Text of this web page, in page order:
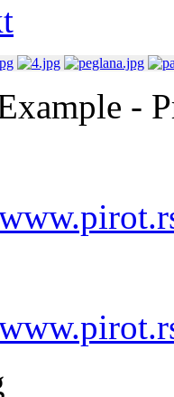
-